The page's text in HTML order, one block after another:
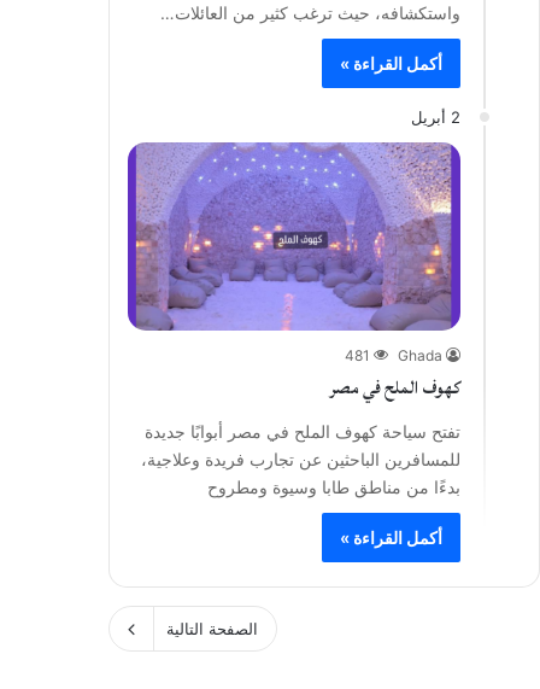
واستكشافه، حيث ترغب كثير من العائلات…
أكمل القراءة »
2 أبريل
Ghada
481
كهوف الملح في مصر
تفتح سياحة كهوف الملح في مصر أبوابًا جديدة
للمسافرين الباحثين عن تجارب فريدة وعلاجية،
بدءًا من مناطق طابا وسيوة ومطروح
أكمل القراءة »
الصفحة التالية